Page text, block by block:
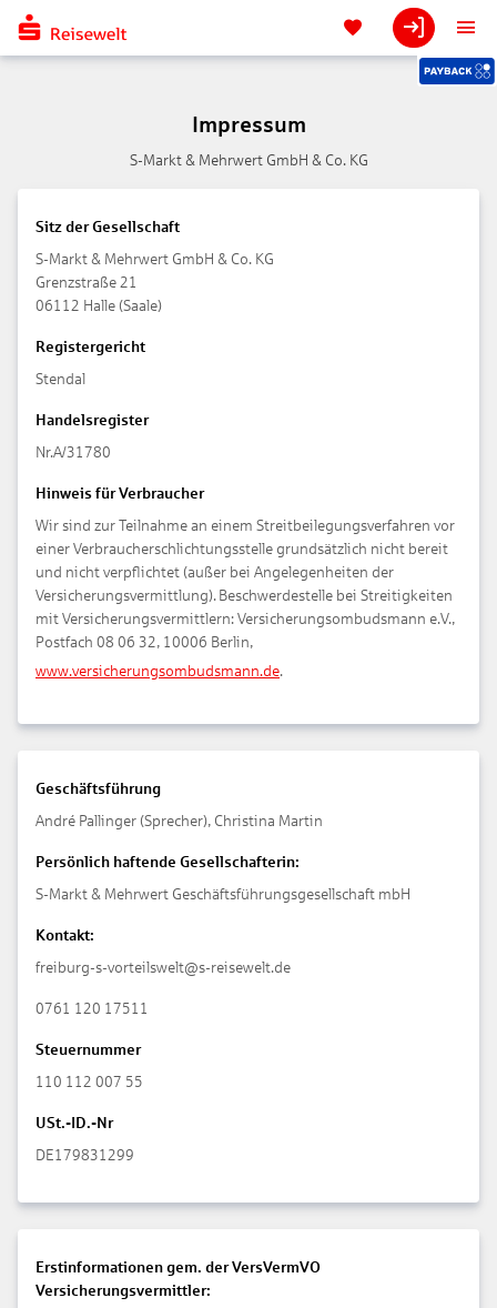
Impressum
S-Markt & Mehrwert GmbH & Co. KG
Sitz der Gesellschaft
S-Markt & Mehrwert GmbH & Co. KG
Grenzstraße 21
06112 Halle (Saale)
Registergericht
Stendal
Handelsregister
Nr.A/31780
Hinweis für Verbraucher
Wir sind zur Teilnahme an einem Streitbeilegungsverfahren vor
einer Verbraucherschlichtungsstelle grundsätzlich nicht bereit
und nicht verpflichtet (außer bei Angelegenheiten der
Versicherungsvermittlung). Beschwerdestelle bei Streitigkeiten
mit Versicherungsvermittlern: Versicherungsombudsmann e.V.,
Postfach 08 06 32, 10006 Berlin,
www.versicherungsombudsmann.de.
Geschäftsführung
André Pallinger (Sprecher), Christina Martin
Persönlich haftende Gesellschafterin:
S-Markt & Mehrwert Geschäftsführungsgesellschaft mbH
Kontakt:
freiburg-s-vorteilswelt@s-reisewelt.de
0761 120 17511
Steuernummer
110 112 007 55
USt.-ID.-Nr
DE179831299
Erstinformationen gem. der VersVermVO
Versicherungsvermittler: